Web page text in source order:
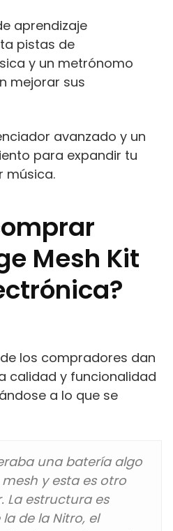
aprendizaje
pistas de
y un metrónomo
mejorar sus
avanzado y un
para expandir tu
música.
Mesh Kit
los compradores dan
calidad y funcionalidad
a lo que se
una batería algo
y esta es otro
La estructura es
de la Nitro, el